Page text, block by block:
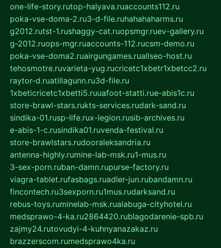
one-life-story.rutop-halyava.ruaccounts112.ru
poka-vse-doma-2.ru3-d-file.ruhahahaharms.ru
g2012.rutst-1.rushaggy-cat.ruopsmgr.ruev-gallery.ru
g-2012.ruops-mgr.ruaccounts-112.rucsm-demo.ru
poka-vse-doma2.ruairgungames.ruallseo-host.ru
tehosmotre.ruvarieta-yug.rucricetc1xbetr1xbetcc2.ru
raytor-d.ruatillagunn.ru3d-file.ru
1xbeticricetc1xbetti5.ruuafoot-statti.rue-abis1c.ru
store-brawl-stars.rukts-services.rudark-sand.ru
sindika-01.rusp-life.rux-legion.rusib-archives.ru
e-abis-1-c.rusindika01.ruvenda-festival.ru
store-brawlstars.rudooraleksandria.ru
antenna-highly.rumine-lab-msk.ru1-mus.ru
3-sex-porn.ruban-damn.rupurse-factory.ru
viagra-tablet.rufasbags.ruadler-jun.rubandamn.ru
fincontech.ru3sexporn.ru1mus.rudarksand.ru
rebus-toys.ruminelab-msk.rualabuga-cityhotel.ru
medsprawo-4-ka.ru2864420.rublagodarenie-spb.ru
zajmy24.rutovudyi-4-kuhnyanazakaz.ru
brazzerscom.rumedsprawo4ka.ru